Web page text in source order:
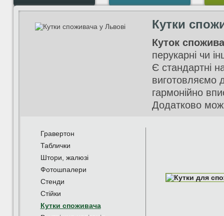
Кутки
Куток
перукарні чи
Є стандартні
виготовляємо
гармонійно
Додатково
Гравертон
Таблички
Штори, жалюзі
Фотошпалери
Стенди
Стійки
Кутки споживача